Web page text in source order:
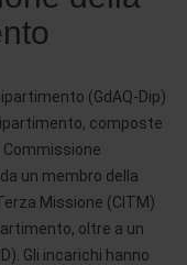
(GdAQ-Dip)
composte
Commissione
un membro della
Missione (CITM)
oltre a un
Gli incarichi hanno